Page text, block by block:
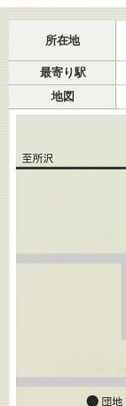
在地・地図
所在地
最寄り駅
地図